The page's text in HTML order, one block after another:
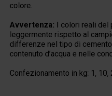
colore.
Avvertenza: I colori reali del
leggermente rispetto al
differenze nel tipo di
contenuto d’acqua e nelle
Confezionamento in kg: 1, 10,